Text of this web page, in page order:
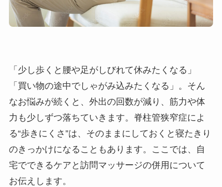
「少し歩くと腰や足がしびれて休みたくなる」
「買い物の途中でしゃがみ込みたくなる」。そん
なお悩みが続くと、外出の回数が減り、筋力や体
力も少しずつ落ちていきます。脊柱管狭窄症によ
る“歩きにくさ”は、そのままにしておくと寝たきり
のきっかけになることもあります。ここでは、自
宅でできるケアと訪問マッサージの併用について
お伝えします。